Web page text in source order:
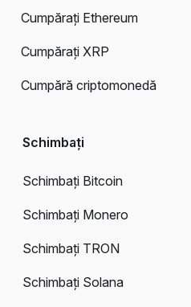
Cumpărați Ethereum
Cumpărați XRP
Cumpără criptomonedă
Schimbați
Schimbați Bitcoin
Schimbați Monero
Schimbați TRON
Schimbați Solana